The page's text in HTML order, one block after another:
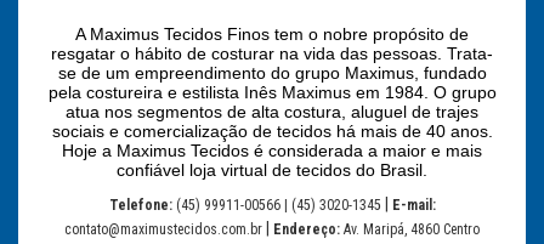
A Maximus Tecidos Finos tem o nobre propósito de
resgatar o hábito de costurar na vida das pessoas. Trata-
se de um empreendimento do grupo Maximus, fundado
pela costureira e estilista Inês Maximus em 1984. O grupo
atua nos segmentos de alta costura, aluguel de trajes
sociais e comercialização de tecidos há mais de 40 anos.
Hoje a Maximus Tecidos é considerada a maior e mais
confiável loja virtual de tecidos do Brasil.
Telefone: (45) 99911-00566 | (45) 3020-1345
E-mail:
contato@maximustecidos.com.br
Endereço: Av. Maripá, 4860 Centro